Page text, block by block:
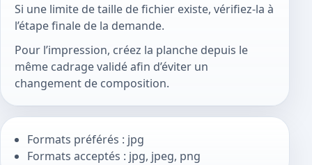
Si une limite de taille de fichier existe, vérifiez-la à
l’étape finale de la demande.
Pour l’impression, créez la planche depuis le
même cadrage validé afin d’éviter un
changement de composition.
Formats préférés : jpg
Formats acceptés : jpg, jpeg, png